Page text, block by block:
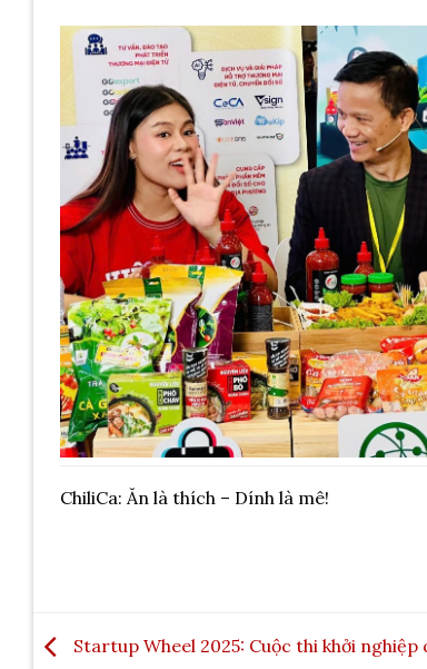
ChiliCa: Ăn là thích – Dính là mê!
Startup Wheel 2025: Cuộc thi khởi nghiệp